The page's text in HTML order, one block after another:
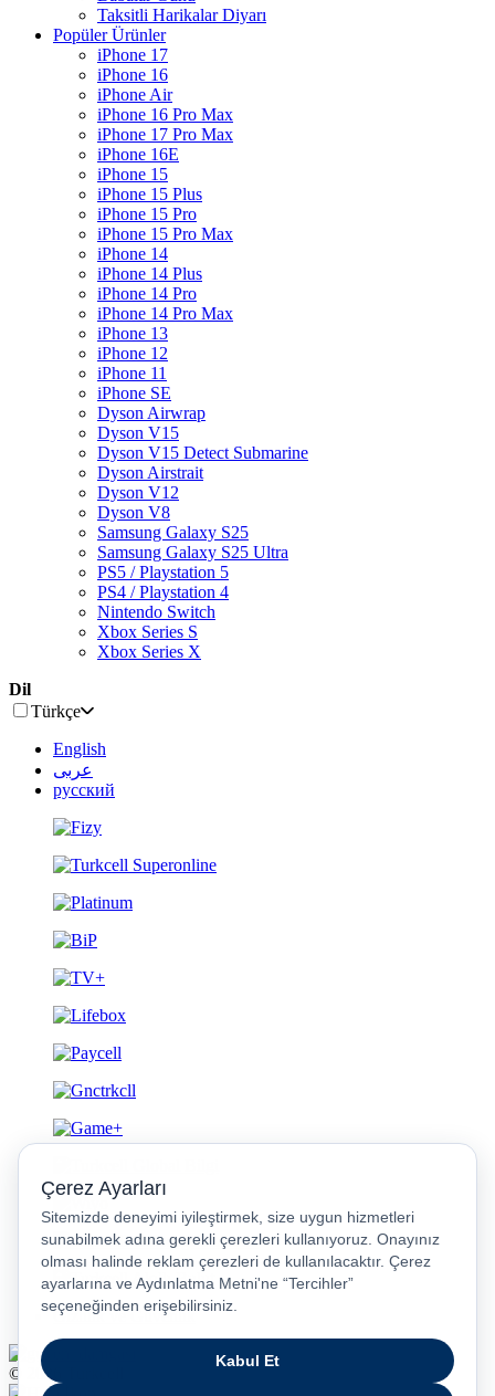
Taksitli Harikalar Diyarı
Popüler Ürünler
iPhone 17
iPhone 16
iPhone Air
iPhone 16 Pro Max
iPhone 17 Pro Max
iPhone 16E
iPhone 15
iPhone 15 Plus
iPhone 15 Pro
iPhone 15 Pro Max
iPhone 14
iPhone 14 Plus
iPhone 14 Pro
iPhone 14 Pro Max
iPhone 13
iPhone 12
iPhone 11
iPhone SE
Dyson Airwrap
Dyson V15
Dyson V15 Detect Submarine
Dyson Airstrait
Dyson V12
Dyson V8
Samsung Galaxy S25
Samsung Galaxy S25 Ultra
PS5 / Playstation 5
PS4 / Playstation 4
Nintendo Switch
Xbox Series S
Xbox Series X
Dil
Türkçe
English
عربى
русский
Gizlilik ve Güvenlik
© 2026 Turkcell